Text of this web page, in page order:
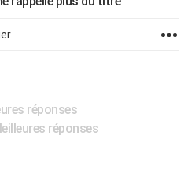
réponses
réponses